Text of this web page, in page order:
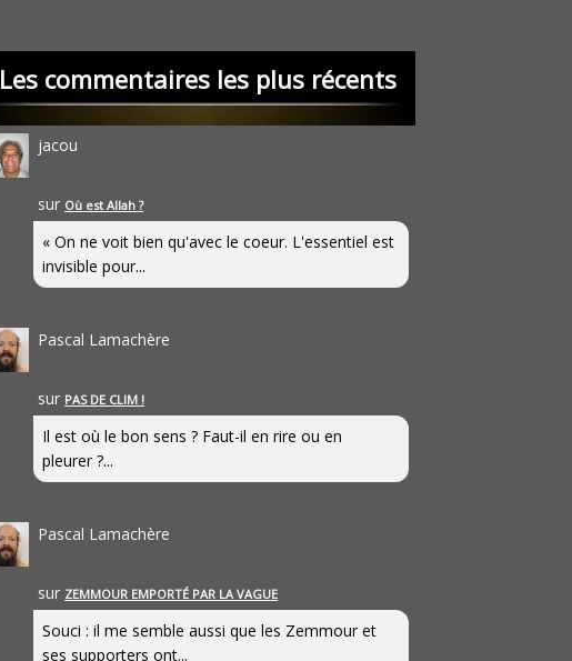
Les commentaires les plus récents
jacou
sur Où est Allah ?
« On ne voit bien qu'avec le coeur. L'essentiel est
invisible pour...
Pascal Lamachère
sur PAS DE CLIM !
Il est où le bon sens ? Faut-il en rire ou en
pleurer ?...
Pascal Lamachère
sur ZEMMOUR EMPORTÉ PAR LA VAGUE
Souci : il me semble aussi que les Zemmour et
ses supporters ont...